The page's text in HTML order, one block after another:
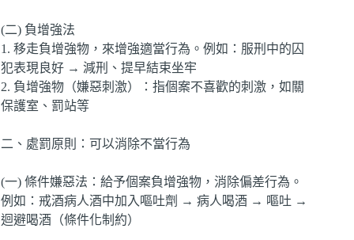
(二) 負增強法
1. 移走負增強物，來增強適當行為。例如：服刑中的囚
犯表現良好 → 減刑、提早結束坐牢
2. 負增強物（嫌惡刺激）：指個案不喜歡的刺激，如關
保護室、罰站等
二、處罰原則：可以消除不當行為
(一) 條件嫌惡法：給予個案負增強物，消除偏差行為。
例如：戒酒病人酒中加入嘔吐劑 → 病人喝酒 → 嘔吐 →
迴避喝酒（條件化制約）